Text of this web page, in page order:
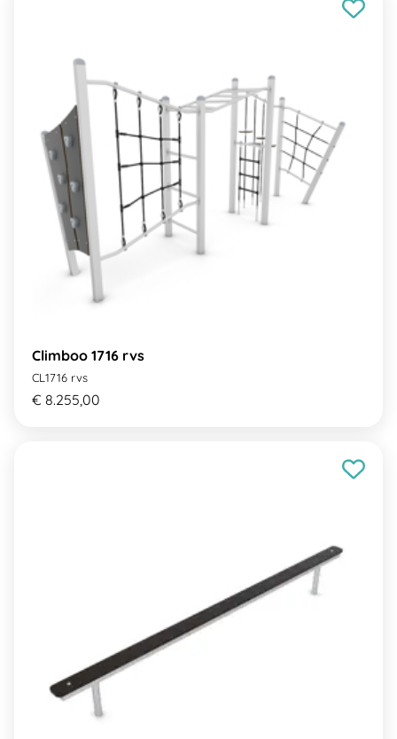
Climboo 1716 rvs
CL1716 rvs
€ 8.255,00